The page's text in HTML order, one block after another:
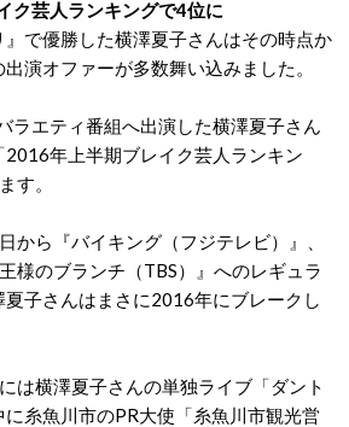
ク芸人ランキングで4位に
』で優勝した横澤夏子さんはその時点か
演オファーが多数舞い込みました。
ラエティ番組へ出演した横澤夏子さん
年上半期ブレイク芸人ランキン
す。
から『バイキング（フジテレビ）』、
様のブランチ（TBS）』へのレギュラ
子さんはまさに2016年にブレークし
は横澤夏子さんの単独ライブ「ダント
糸魚川市のPR大使「糸魚川市観光営